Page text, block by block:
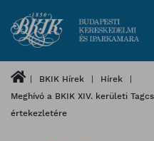
BKIK Hírek
Hírek
Meghívó a BKIK XIV. kerületi
értekezletére